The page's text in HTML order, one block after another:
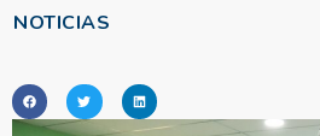
NOTICIAS